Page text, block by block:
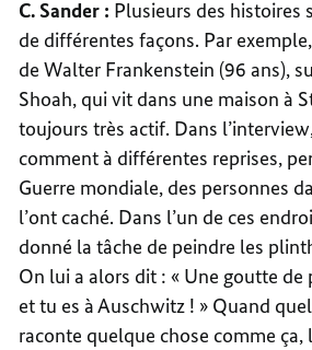
C. Sander : Plusieurs des histoires
de différentes façons. Par
de Walter Frankenstein (96 ans),
Shoah, qui vit dans une maison à
toujours très actif. Dans
comment à différentes reprises,
Guerre mondiale, des personnes
l’ont caché. Dans l’un de ces
donné la tâche de peindre les
On lui a alors dit : « Une goutte de
et tu es à Auschwitz ! » Quand
raconte quelque chose comme ça,